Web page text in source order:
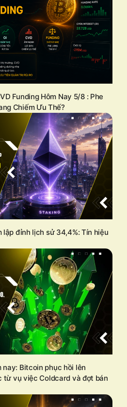
Funding Hôm Nay 5/8 : Phe
Chiếm Ưu Thế?
lập đỉnh lịch sử 34,4%: Tín hiệu
Bitcoin phục hồi lên
từ vụ việc Coldcard và đợt bán